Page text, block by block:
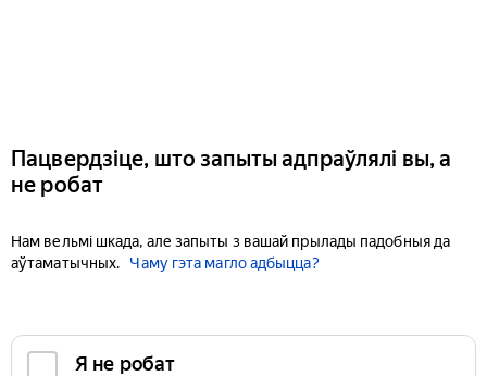
Пацвердзіце, што запыты адпраўлялі вы, а
не робат
Нам вельмі шкада, але запыты з вашай прылады падобныя да
аўтаматычных.
Чаму гэта магло адбыцца?
Я не робат